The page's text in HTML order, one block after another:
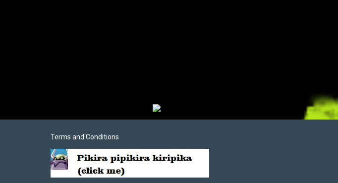
Terms and Conditions